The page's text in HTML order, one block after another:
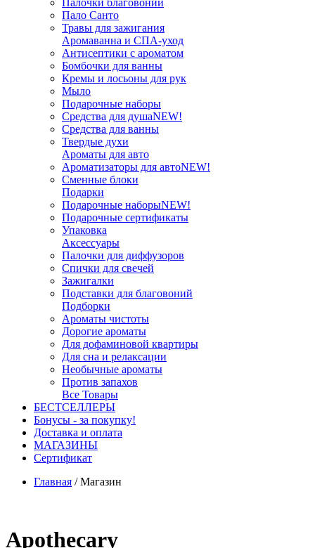
Палочки благовоний
Пало Санто
Травы для зажигания
Аромаванна и СПА-уход
Антисептики с ароматом
Бомбочки для ванны
Кремы и лосьоны для рук
Мыло
Подарочные наборы
Средства для душаNEW!
Средства для ванны
Твердые духи
Ароматы для авто
Ароматизаторы для автоNEW!
Сменные блоки
Подарки
Подарочные наборыNEW!
Подарочные сертификаты
Упаковка
Аксессуары
Палочки для диффузоров
Спички для свечей
Зажигалки
Подставки для благовоний
Подборки
Ароматы чистоты
Дорогие ароматы
Для дофаминовой квартиры
Для сна и релаксации
Необычные ароматы
Против запахов
Все Товары
БЕСТСЕЛЛЕРЫ
Бонусы - за покупку!
Доставка и оплата
МАГАЗИНЫ
Cертификат
Главная /Магазин
Apothecary